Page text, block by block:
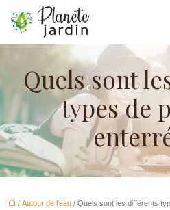
Quels sont
types de
/ Autour de l'eau / Quels sont les différents